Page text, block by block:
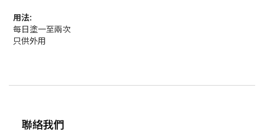
用法:
每日塗一至兩次
只供外用
聯絡我們